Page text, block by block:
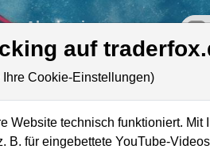
Akademie
101,07 Mrd. USD
auf
Cookie-Einstellungen)
Website technisch funktioniert. Mit
B. für eingebettete YouTube-